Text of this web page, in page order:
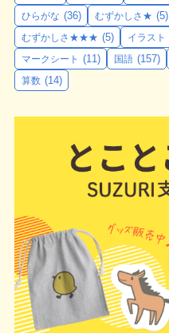
ひらがな (36) むずかしさ★ (5)
むずかしさ★★★ (5) イラスト
マークシート (11) 国語 (157)
算数 (14)